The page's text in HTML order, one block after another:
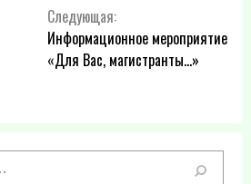
Следующая:
Информационное мероприятие
«Для Вас, магистранты…»